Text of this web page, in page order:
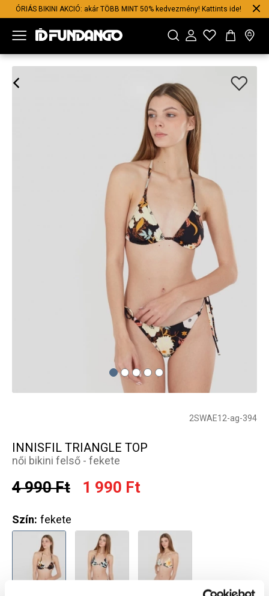
ÓRIÁS BIKINI AKCIÓ: akár TÖBB MINT 50% kedvezmény! Kattints ide!
2SWAE12-ag-394
INNISFIL TRIANGLE TOP
női bikini felső - fekete
4 990 Ft 1 990 Ft
Szín: fekete